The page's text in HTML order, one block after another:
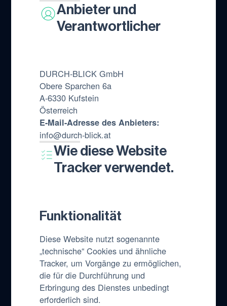
Anbieter und
Verantwortlicher
DURCH-BLICK GmbH
Obere Sparchen 6a
A-6330 Kufstein
Österreich
E-Mail-Adresse des Anbieters:
info@durch-blick.at
Wie diese Website
Tracker verwendet.
Funktionalität
Diese Website nutzt sogenannte
„technische“ Cookies und ähnliche
Tracker, um Vorgänge zu ermöglichen,
die für die Durchführung und
Erbringung des Dienstes unbedingt
erforderlich sind.